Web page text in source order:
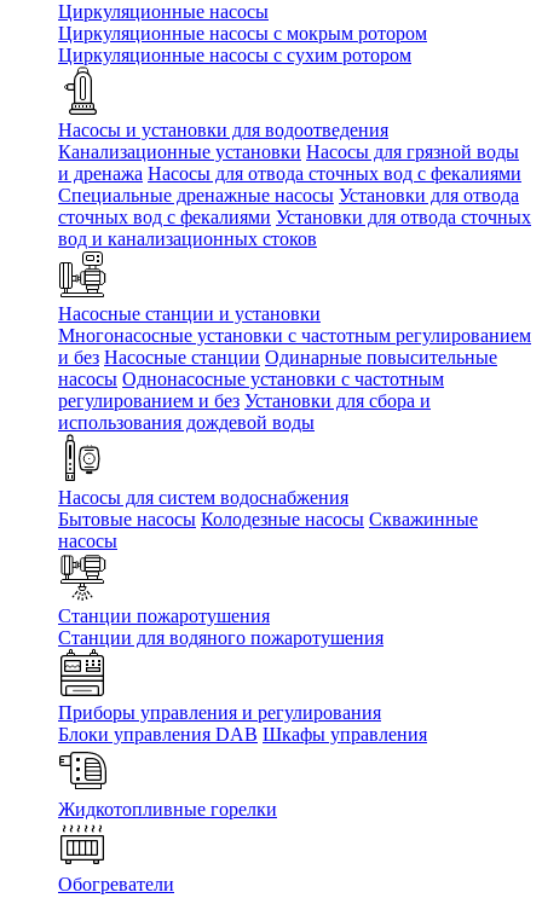
Циркуляционные насосы
Циркуляционные насосы с мокрым ротором
Циркуляционные насосы с сухим ротором
Насосы и установки для водоотведения
Канализационные установки Насосы для грязной воды
и дренажа Насосы для отвода сточных вод c фекалиями
Специальные дренажные насосы Установки для отвода
сточных вод c фекалиями Установки для отвода сточных
вод и канализационных стоков
Насосные станции и установки
Многонасосные установки с частотным регулированием
и без Насосные станции Одинарные повысительные
насосы Однонасосные установки с частотным
регулированием и без Установки для сбора и
использования дождевой воды
Насосы для систем водоснабжения
Бытовые насосы Колодезные насосы Скважинные
насосы
Станции пожаротушения
Станции для водяного пожаротушения
Приборы управления и регулирования
Блоки управления DAB Шкафы управления
Жидкотопливные горелки
Обогреватели